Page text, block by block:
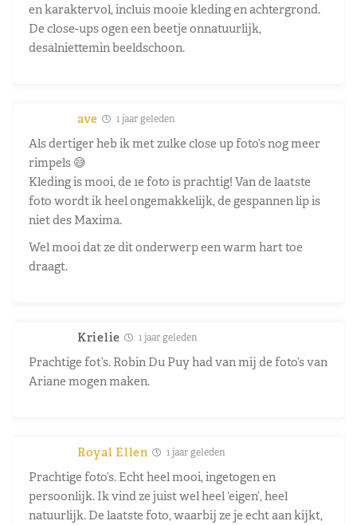
en karaktervol, incluis mooie kleding en achtergrond.
De close-ups ogen een beetje onnatuurlijk,
desalniettemin beeldschoon.
ave 1 jaar geleden
Als dertiger heb ik met zulke close up foto’s nog meer
rimpels 😅
Kleding is mooi, de 1e foto is prachtig! Van de laatste
foto wordt ik heel ongemakkelijk, de gespannen lip is
niet des Maxima.
Wel mooi dat ze dit onderwerp een warm hart toe
draagt.
Krielie 1 jaar geleden
Prachtige fot’s. Robin Du Puy had van mij de foto’s van
Ariane mogen maken.
Royal Ellen 1 jaar geleden
Prachtige foto’s. Echt heel mooi, ingetogen en
persoonlijk. Ik vind ze juist wel heel ‘eigen’, heel
natuurlijk. De laatste foto, waarbij ze je echt aan kijkt,